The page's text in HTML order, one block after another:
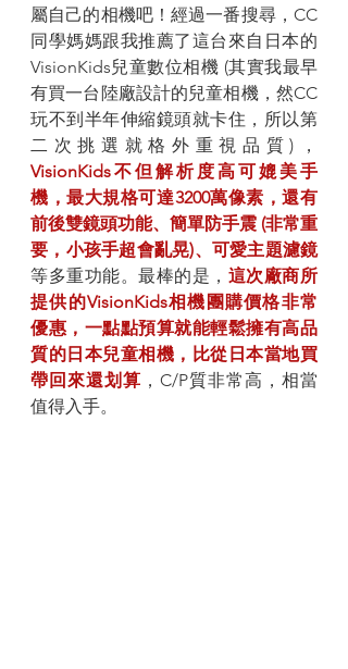
屬自己的相機吧！經過一番搜尋，CC
同學媽媽跟我推薦了這台來自日本的
VisionKids兒童數位相機 (其實我最早
有買一台陸廠設計的兒童相機，然CC
玩不到半年伸縮鏡頭就卡住，所以第
二次挑選就格外重視品質)，
VisionKids不但解析度高可媲美手
機，最大規格可達3200萬像素，還有
前後雙鏡頭功能、簡單防手震 (非常重
要，小孩手超會亂晃)、可愛主題濾鏡
等多重功能。最棒的是， 這次廠商所
提供的VisionKids相機團購價格非常
優惠，一點點預算就能輕鬆擁有高品
質的日本兒童相機，比從日本當地買
帶回來還划算 ，C/P質非常高，相當
值得入手。